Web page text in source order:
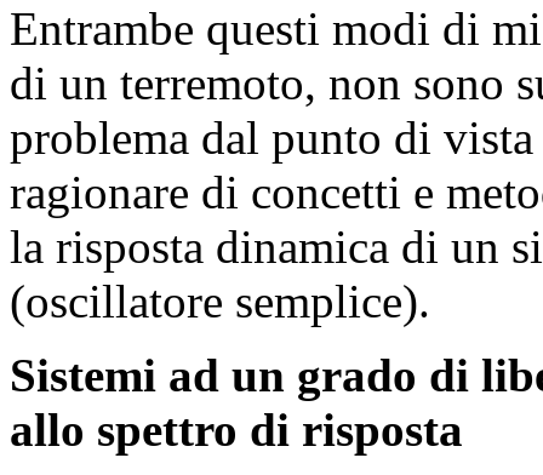
Entrambe questi modi di
di un terremoto, non sono
problema dal punto di
ragionare di concetti e
la risposta dinamica di un
(oscillatore semplice).
Sistemi ad un grado di
allo spettro di risposta